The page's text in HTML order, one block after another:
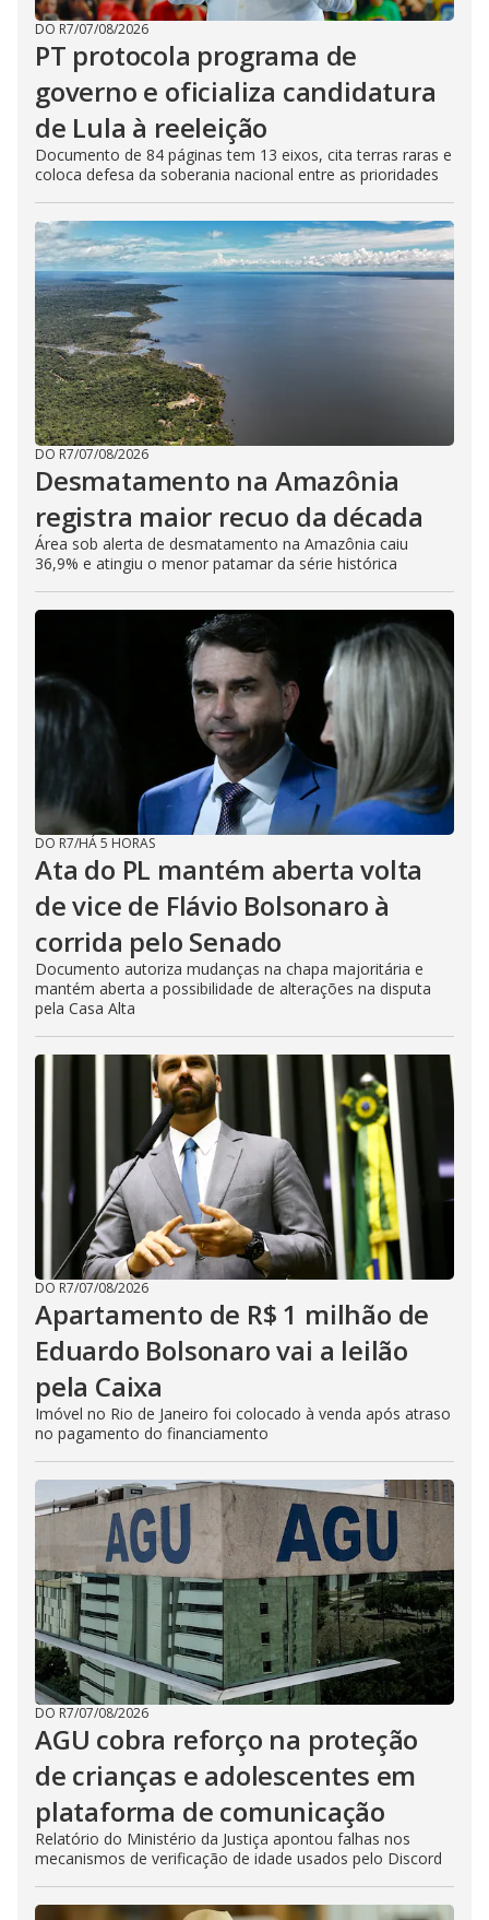
DO R7/07/08/2026
PT protocola programa de
governo e oficializa candidatura
de Lula à reeleição
Documento de 84 páginas tem 13 eixos, cita terras raras e
coloca defesa da soberania nacional entre as prioridades
DO R7/07/08/2026
Desmatamento na Amazônia
registra maior recuo da década
Área sob alerta de desmatamento na Amazônia caiu
36,9% e atingiu o menor patamar da série histórica
DO R7/HÁ 5 HORAS
Ata do PL mantém aberta volta
de vice de Flávio Bolsonaro à
corrida pelo Senado
Documento autoriza mudanças na chapa majoritária e
mantém aberta a possibilidade de alterações na disputa
pela Casa Alta
DO R7/07/08/2026
Apartamento de R$ 1 milhão de
Eduardo Bolsonaro vai a leilão
pela Caixa
Imóvel no Rio de Janeiro foi colocado à venda após atraso
no pagamento do financiamento
DO R7/07/08/2026
AGU cobra reforço na proteção
de crianças e adolescentes em
plataforma de comunicação
Relatório do Ministério da Justiça apontou falhas nos
mecanismos de verificação de idade usados pelo Discord